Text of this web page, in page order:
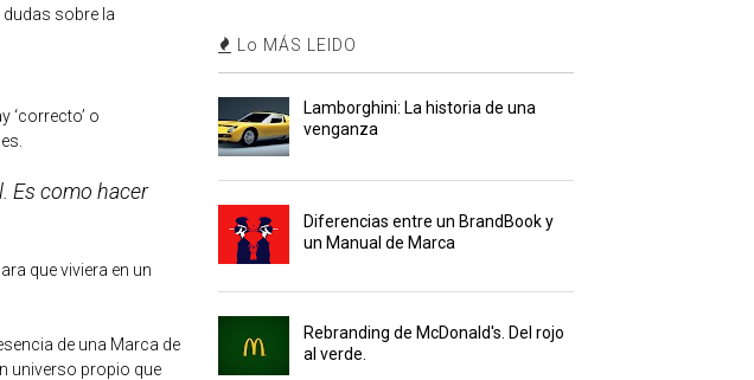
sobre la
‘correcto’ o
Es como hacer
que viviera en un
de una Marca de
universo propio que
Lo MÁS LEIDO
Lamborghini: La historia de una
venganza
Diferencias entre un BrandBook y
un Manual de Marca
Rebranding de McDonald's. Del rojo
al verde.